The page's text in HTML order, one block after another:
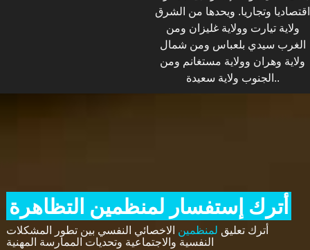
اقتصاديا وتجاريا. ويحدها من الشرق
ولاية تيارت وولاية غليزان ومن
الغرب سيدي بلعباس ومن شمال
ولاية وهران وولاية مستغانم ومن
الجنوب ولاية سعيدة..
أترك إستفسار لمنظمين التظاهرة
أترك تعليق لمنظمين الاخصائي النفسي بين تطور المشكلات
النفسية والاجتماعية وتحديات الممارسة المهنية